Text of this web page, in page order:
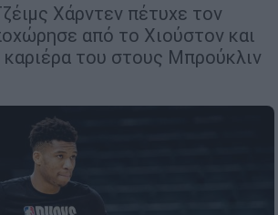
Χάρντεν πέτυχε τον
από το Χιούστον και
καριέρα του στους Μπρούκλιν